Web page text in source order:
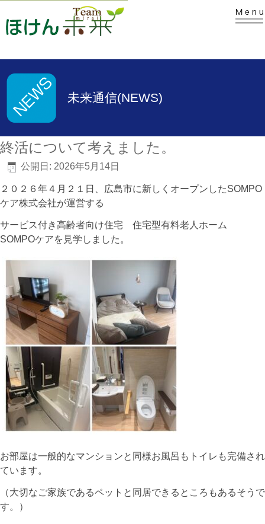
未来通信(NEWS)
終活について考えました。
公開日: 2026年5月14日
２０２６年４月２１日、広島市に新しくオープンしたSOMPO
ケア株式会社が運営する
サービス付き高齢者向け住宅 住宅型有料老人ホーム
SOMPOケアを見学しました。
お部屋は一般的なマンションと同様お風呂もトイレも完備され
ています。
（大切なご家族であるペットと同居できるところもあるそうで
す。）